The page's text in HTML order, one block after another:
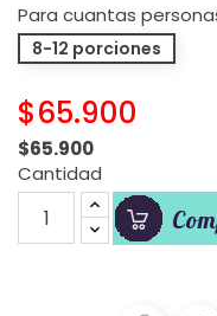
Para cuantas
8-12 porciones
$65.900
$65.900
Cantidad